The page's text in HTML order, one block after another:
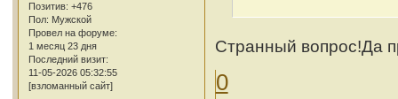
Позитив: +476
Пол: Мужской
Провел на форуме:
1 месяц 23 дня
Последний визит:
11-05-2026 05:32:55
[взломанный сайт]
Странный вопрос!Да
0